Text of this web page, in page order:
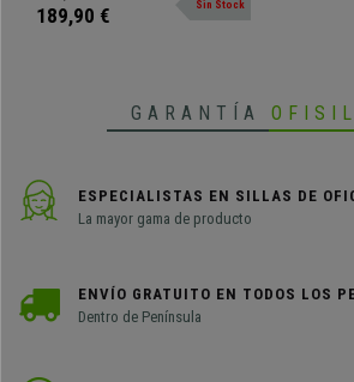
metálica.
189,90 € Sin Stock
GARANTÍA
ESPECIALISTAS EN SILLAS DE
La mayor gama de producto
ENVÍO GRATUITO EN TODOS LOS
Dentro de Península